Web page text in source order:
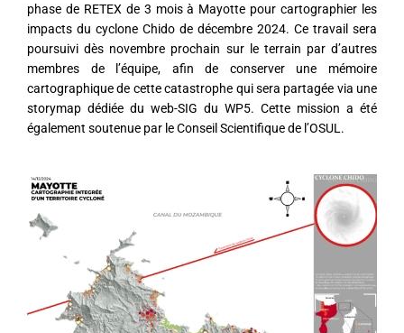
phase de RETEX de 3 mois à Mayotte pour cartographier les
impacts du cyclone Chido de décembre 2024. Ce travail sera
poursuivi dès novembre prochain sur le terrain par d’autres
membres de l’équipe, afin de conserver une mémoire
cartographique de cette catastrophe qui sera partagée via une
storymap dédiée du web-SIG du WP5. Cette mission a été
également soutenue par le Conseil Scientifique de l’OSUL.